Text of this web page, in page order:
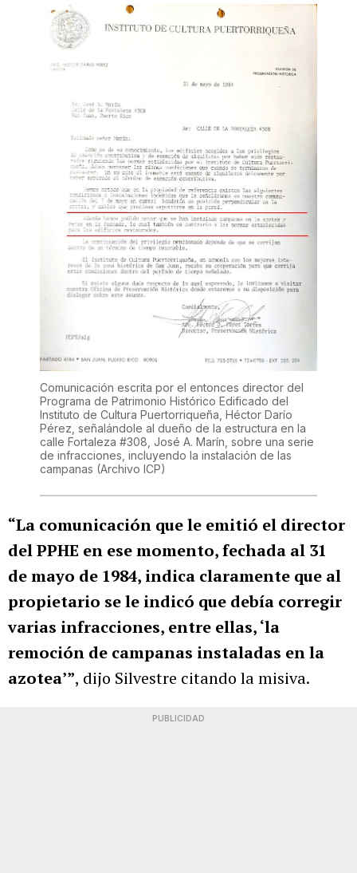
Comunicación escrita por el entonces director del
Programa de Patrimonio Histórico Edificado del
Instituto de Cultura Puertorriqueña, Héctor Darío
Pérez, señalándole al dueño de la estructura en la
calle Fortaleza #308, José A. Marín, sobre una serie
de infracciones, incluyendo la instalación de las
campanas (Archivo ICP)
“La comunicación que le emitió el director
del PPHE en ese momento, fechada al 31
de mayo de 1984, indica claramente que al
propietario se le indicó que debía corregir
varias infracciones, entre ellas, ‘la
remoción de campanas instaladas en la
azotea’”, dijo Silvestre citando la misiva.
PUBLICIDAD